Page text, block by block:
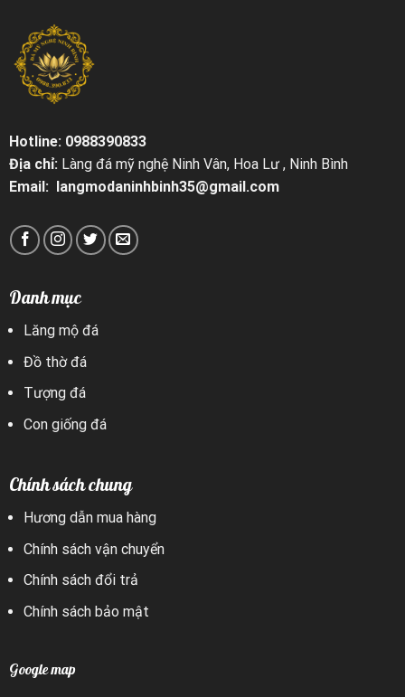
Hotline: 0988390833
Địa chỉ:Làng đá mỹ nghệ Ninh Vân, Hoa Lư , Ninh Bình
Email: langmodaninhbinh35@gmail.com
Danh mục
Lăng mộ đá
Đồ thờ đá
Tượng đá
Con giống đá
Chính sách chung
Hương dẫn mua hàng
Chính sách vận chuyển
Chính sách đổi trả
Chính sách bảo mật
Google map